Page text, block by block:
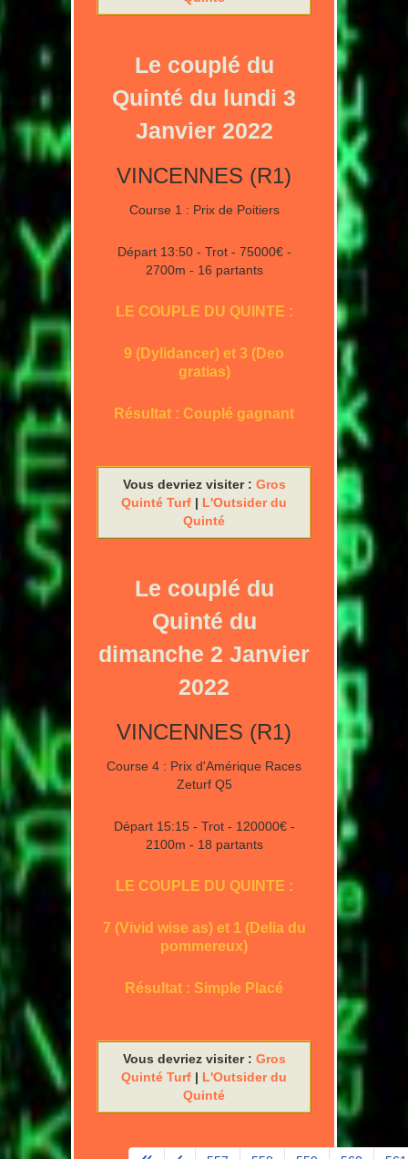
Le couplé du
Quinté du lundi 3
Janvier 2022
VINCENNES (R1)
Course 1 : Prix de Poitiers
Départ 13:50 - Trot - 75000€ -
2700m - 16 partants
LE COUPLE DU QUINTE :
9 (Dylidancer) et 3 (Deo
gratias)
Résultat : Couplé gagnant
Vous devriez visiter : Gros
Quinté Turf | L'Outsider du
Quinté
Le couplé du
Quinté du
dimanche 2 Janvier
2022
VINCENNES (R1)
Course 4 : Prix d'Amérique Races
Zeturf Q5
Départ 15:15 - Trot - 120000€ -
2100m - 18 partants
LE COUPLE DU QUINTE :
7 (Vivid wise as) et 1 (Delia du
pommereux)
Résultat : Simple Placé
Vous devriez visiter : Gros
Quinté Turf | L'Outsider du
Quinté